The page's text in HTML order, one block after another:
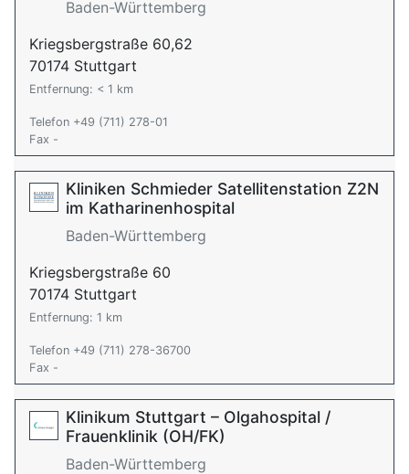
Baden-Württemberg
Kriegsbergstraße 60,62
70174 Stuttgart
Entfernung: < 1 km
Telefon +49 (711) 278-01
Fax -
Kliniken Schmieder Satellitenstation Z2N
im Katharinenhospital
Baden-Württemberg
Kriegsbergstraße 60
70174 Stuttgart
Entfernung: 1 km
Telefon +49 (711) 278-36700
Fax -
Klinikum Stuttgart – Olgahospital /
Frauenklinik (OH/FK)
Baden-Württemberg